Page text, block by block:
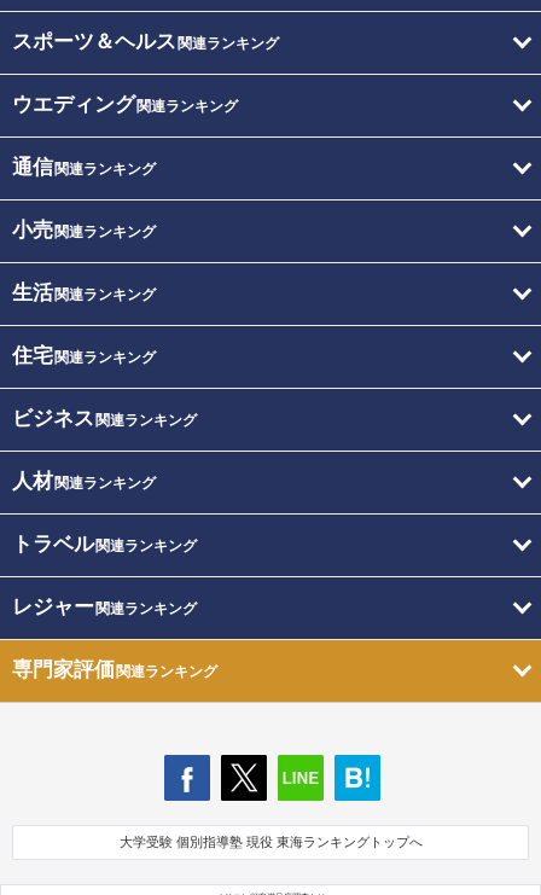
スポーツ＆ヘルス 関連ランキング
ウエディング関連ランキング
通信関連ランキング
小売関連ランキング
生活関連ランキング
住宅関連ランキング
ビジネス 関連ランキング
人材関連ランキング
トラベル関連ランキング
レジャー関連ランキング
専門家評価関連ランキング
大学受験 個別指導塾 現役 東海ランキングトップへ